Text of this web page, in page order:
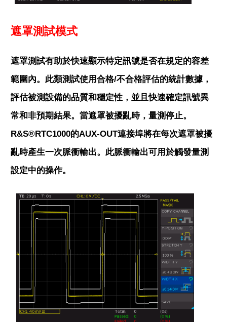
遮罩測試模式
遮罩測試有助於快速顯示特定訊號是否在規定的容差
範圍內。此類測試使用合格/不合格評估的統計數據，
評估被測設備的品質和穩定性，並且快速確定訊號異
常和非預期結果。當遮罩被擾亂時，量測停止。
R&S®RTC1000的AUX-OUT連接埠將在每次遮罩被擾
亂時產生一次脈衝輸出。此脈衝輸出可用於觸發量測
設定中的操作。